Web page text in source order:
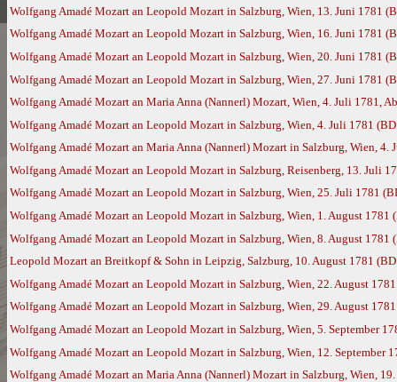
Wolfgang Amadé Mozart an Leopold Mozart in Salzburg, Wien, 13. Juni 1781
Wolfgang Amadé Mozart an Leopold Mozart in Salzburg, Wien, 16. Juni 1781
Wolfgang Amadé Mozart an Leopold Mozart in Salzburg, Wien, 20. Juni 1781
Wolfgang Amadé Mozart an Leopold Mozart in Salzburg, Wien, 27. Juni 1781
Wolfgang Amadé Mozart an Maria Anna (Nannerl) Mozart, Wien, 4. Juli 1781,
Wolfgang Amadé Mozart an Leopold Mozart in Salzburg, Wien, 4. Juli 1781
Wolfgang Amadé Mozart an Maria Anna (Nannerl) Mozart in Salzburg, Wien, 4.
Wolfgang Amadé Mozart an Leopold Mozart in Salzburg, Reisenberg, 13. Juli
Wolfgang Amadé Mozart an Leopold Mozart in Salzburg, Wien, 25. Juli 1781
Wolfgang Amadé Mozart an Leopold Mozart in Salzburg, Wien, 1. August 1781
Wolfgang Amadé Mozart an Leopold Mozart in Salzburg, Wien, 8. August 1781
Leopold Mozart an Breitkopf & Sohn in Leipzig, Salzburg, 10. August 1781
Wolfgang Amadé Mozart an Leopold Mozart in Salzburg, Wien, 22. August
Wolfgang Amadé Mozart an Leopold Mozart in Salzburg, Wien, 29. August
Wolfgang Amadé Mozart an Leopold Mozart in Salzburg, Wien, 5. September
Wolfgang Amadé Mozart an Leopold Mozart in Salzburg, Wien, 12. September
Wolfgang Amadé Mozart an Maria Anna (Nannerl) Mozart in Salzburg, Wien,